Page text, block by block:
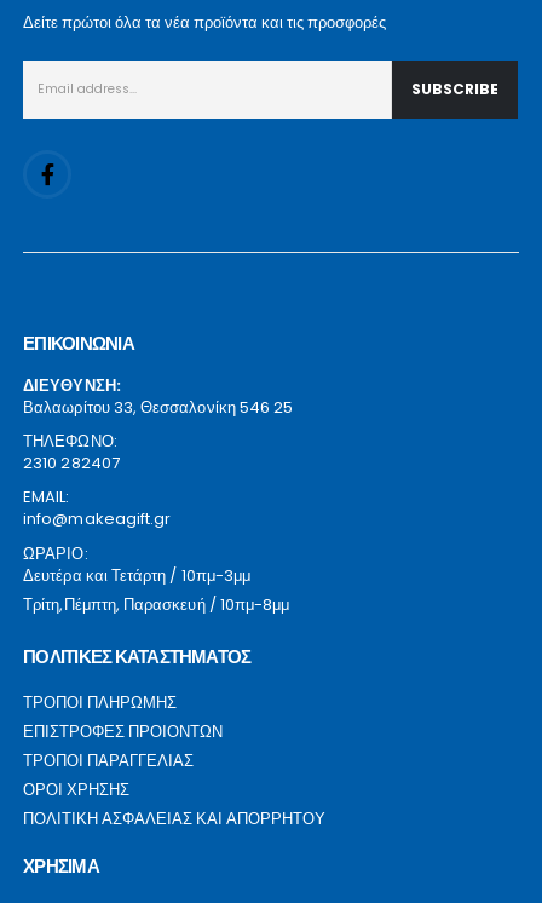
Δείτε πρώτοι όλα τα νέα προϊόντα και τις προσφορές
ΕΠΙΚΟΙΝΩΝΙΑ
ΔΙΕΥΘΥΝΣΗ:
Βαλαωρίτου 33, Θεσσαλονίκη 546 25
ΤΗΛΕΦΩΝΟ:
2310 282407
EMAIL:
info@makeagift.gr
ΩΡΑΡΙΟ:
Δευτέρα και Τετάρτη / 10πμ-3μμ
Τρίτη,Πέμπτη, Παρασκευή / 10πμ-8μμ
ΠΟΛΙΤΙΚΕΣ ΚΑΤΑΣΤΗΜΑΤΟΣ
ΤΡΟΠΟΙ ΠΛΗΡΩΜΗΣ
ΕΠΙΣΤΡΟΦΕΣ ΠΡΟΙΟΝΤΩΝ
ΤΡΟΠΟΙ ΠΑΡΑΓΓΕΛΙΑΣ
ΟΡΟΙ ΧΡΗΣΗΣ
ΠΟΛΙΤΙΚΗ ΑΣΦΑΛΕΙΑΣ ΚΑΙ ΑΠΟΡΡΗΤΟΥ
ΧΡΗΣΙΜΑ